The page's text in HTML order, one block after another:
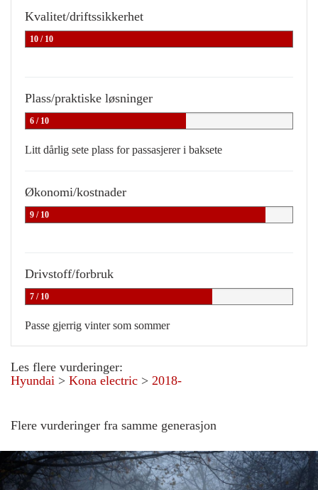
Kvalitet/driftssikkerhet
10 / 10
Plass/praktiske løsninger
6 / 10
Litt dårlig sete plass for passasjerer i baksete
Økonomi/kostnader
9 / 10
Drivstoff/forbruk
7 / 10
Passe gjerrig vinter som sommer
Les flere vurderinger:
Hyundai > Kona electric > 2018-
Flere vurderinger fra samme generasjon